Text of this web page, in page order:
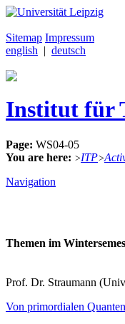
Sitemap Impressum
english | deutsch
Institut für
Page: WS04-05
You are here: >ITP>
Navigation
Themen im
Prof. Dr. Straumann
Von primordialen